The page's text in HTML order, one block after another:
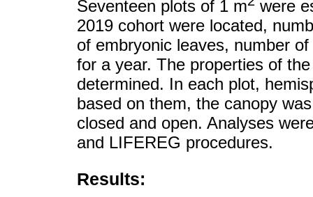
Seventeen plots of 1 m
were
2019 cohort were located,
of embryonic leaves, number
for a year. The properties of
determined. In each plot,
based on them, the canopy
closed and open. Analyses
and LIFEREG procedures.
Results: